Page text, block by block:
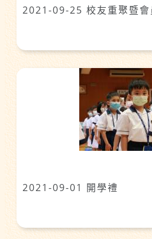
2021-09-25 校友重聚暨會
2021-09-01 開學禮